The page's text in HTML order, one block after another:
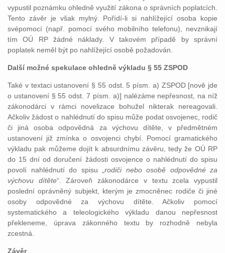
vypustil poznámku ohledně využití zákona o správních poplatcích.
Tento závěr je však mylný. Pořídí-li si nahlížející osoba kopie
svépomocí (např. pomocí svého mobilního telefonu), nevznikají
tím OÚ RP žádné náklady. V takovém případě by správní
poplatek neměl být po nahlížející osobě požadován.
Další možné spekulace ohledně výkladu § 55 ZSPOD
Také v textaci ustanovení § 55 odst. 5 písm. a) ZSPOD [nově jde
o ustanovení § 55 odst. 7 písm. a)] nalézáme nepřesnost, na níž
zákonodárci v rámci novelizace bohužel nikterak nereagovali.
Ačkoliv žádost o nahlédnutí do spisu může podat osvojenec, rodič
či jiná osoba odpovědná za výchovu dítěte, v předmětném
ustanovení již zmínka o osvojenci chybí. Pomocí gramatického
výkladu pak můžeme dojít k absurdnímu závěru, tedy že OÚ RP
do 15 dní od doručení žádosti osvojence o nahlédnutí do spisu
povolí nahlédnutí do spisu „ rodiči nebo osobě odpovědné za
výchovu dítěte“. Zároveň zákonodárce v textu zcela vypustil
poslední oprávněný subjekt, kterým je zmocněnec rodiče či jiné
osoby odpovědné za výchovu dítěte. Ačkoliv pomocí
systematického a teleologického výkladu danou nepřesnost
překleneme, úprava zákonného textu by rozhodně nebyla
zcestná.
Závěr